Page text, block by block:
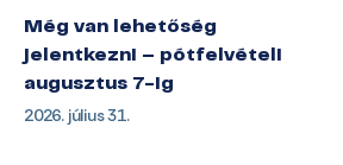
Még van lehetőség
jelentkezni – pótfelvételi
augusztus 7-ig
2026. július 31.